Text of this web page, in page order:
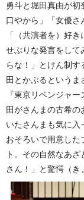
勇斗と堀田真由が初
口やから」「女優
「（共演者を）好
せぶりな発言をして
らな！」とけん制
田とかぶるという
『東京リベンジャ
田がさんまの古希
いたさんまも気に入
おそろいで用意した
ト。その自然なあ
さん！」と驚愕（き